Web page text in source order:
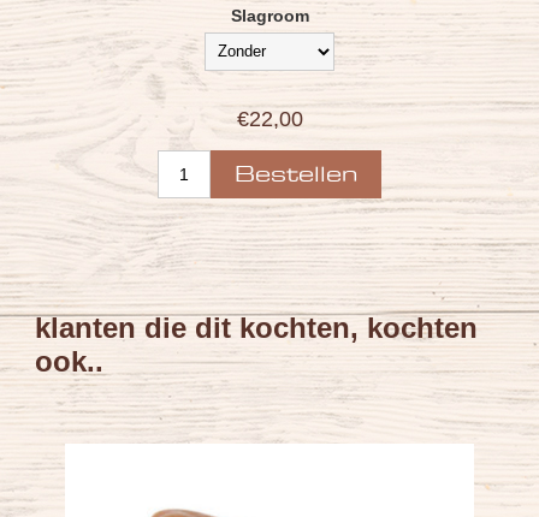
Slagroom
€22,00
klanten die dit kochten, kochten
ook..